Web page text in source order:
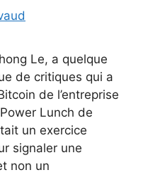
Le, a quelque
de critiques qui a
de l’entreprise
Lunch de
un exercice
signaler une
non un